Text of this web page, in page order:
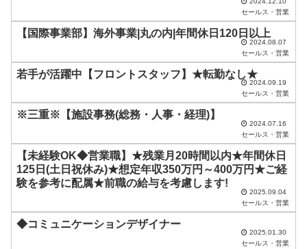
ま
し
だ
さ
。
セールス・営業
【国際事業部】海外事業|丸の内|年間休日120日以上
2024.08.07
セールス・営業
若手が活躍中【フロントスタッフ】★転勤なし★
2024.09.19
セールス・営業
※三重※【施設事務(総務・人事・経理)】
2024.07.16
セールス・営業
【未経験OK◆営業職】★残業月20時間以内★年間休日
125日(土日祝休み)★想定年収350万円～400万円★ご経
験を参考に配属★前職の給与を考慮します!
2025.09.04
セールス・営業
◆コミュニケーションデザイナー
2025.01.30
セールス・営業